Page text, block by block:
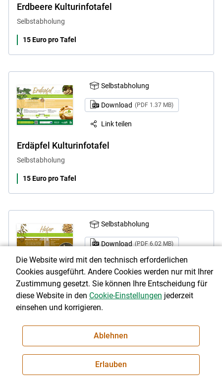
Erdbeere Kulturinfotafel
Selbstabholung
15 Euro pro Tafel
Selbstabholung
Download (PDF 1.37 MB)
Link teilen
Erdäpfel Kulturinfotafel
Selbstabholung
15 Euro pro Tafel
Selbstabholung
Download(PDF 6.02 MB)
Link teilen
Hafer Kulturinfotafel
Selbstabholung
Selbstabholung
Die Website wird mit den technisch erforderlichen
Cookies ausgeführt. Andere Cookies werden nur mit Ihrer
Zustimmung gesetzt. Sie können Ihre Entscheidung für
diese Website in den Cookie-Einstellungen jederzeit
einsehen und korrigieren.
Ablehnen
Erlauben